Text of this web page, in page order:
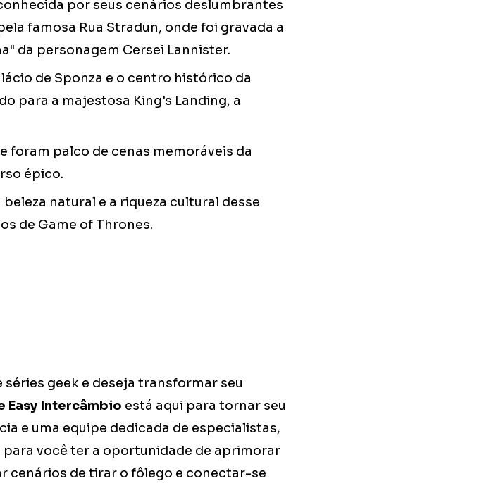
por seus cenários deslumbrantes
famosa Rua Stradun, onde foi gravada a
da personagem Cersei Lannister.
de Sponza e o centro histórico da
para a majestosa King's Landing, a
foram palco de cenas memoráveis da
épico.
natural e a riqueza cultural desse
de Game of Thrones.
geek e deseja transformar seu
Easy Intercâmbio está aqui para tornar seu
e uma equipe dedicada de especialistas,
você ter a oportunidade de aprimorar
cenários de tirar o fôlego e conectar-se